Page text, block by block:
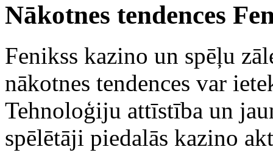
Nākotnes tendences
Fenikss kazino un spēļu
nākotnes tendences var
Tehnoloģiju attīstība un
spēlētāji piedalās kazino